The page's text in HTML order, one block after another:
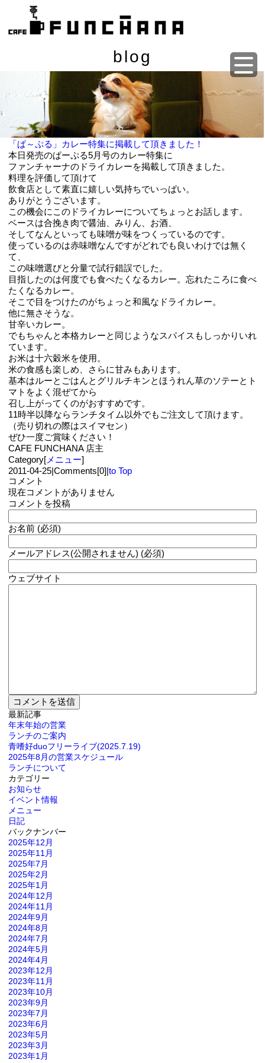
blog
「ぱ～ぷる」カレー特集に掲載して頂きました！
本日発売のぱーぷる5月号のカレー特集に
ファンチャーナのドライカレーを掲載して頂きました。
料理を評価して頂けて
飲食店として素直に嬉しい気持ちでいっぱい。
ありがとうございます。
この機会にこのドライカレーについてちょっとお話します。
ベースは合挽き肉で醤油、みりん、お酒、
そしてなんといっても味噌が味をつくっているのです。
使っているのは赤味噌なんですがどれでも良いわけでは無く
て、
この味噌選びと分量で試行錯誤でした。
目指したのは何度でも食べたくなるカレー。忘れたころに食べ
たくなるカレー。
そこで目をつけたのがちょっと和風なドライカレー。
他に無さそうな。
甘辛いカレー。
でもちゃんと本格カレーと同じようなスパイスもしっかりいれ
ています。
お米は十六穀米を使用。
米の食感も楽しめ、さらに甘みもあります。
基本はルーとごはんとグリルチキンとほうれん草のソテーとト
マトをよく混ぜてから
召し上がってくのがおすすめです。
11時半以降ならランチタイム以外でもご注文して頂けます。
（売り切れの際はスイマセン）
ぜひ一度ご賞味ください！
CAFE FUNCHANA 店主
Category[ メニュー]
2011-04-25|Comments[0]|to Top
コメント
現在コメントがありません
コメントを投稿
お名前 (必須)
メールアドレス(公開されません) (必須)
ウェブサイト
最新記事
年末年始の営業
ランチのご案内
青嗜好duoフリーライブ(2025.7.19)
2025年8月の営業スケジュール
ランチについて
カテゴリー
お知らせ
イベント情報
メニュー
日記
バックナンバー
2025年12月
2025年11月
2025年7月
2025年2月
2025年1月
2024年12月
2024年11月
2024年9月
2024年8月
2024年7月
2024年5月
2024年4月
2023年12月
2023年11月
2023年10月
2023年9月
2023年7月
2023年6月
2023年5月
2023年3月
2023年1月